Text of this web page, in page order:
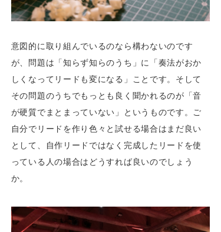
意図的に取り組んでいるのなら構わないのです
が、問題は「知らず知らのうち」に「奏法がおか
しくなってリードも変になる」ことです。そして
その問題のうちでもっとも良く聞かれるのが「音
が硬質でまとまっていない」というものです。ご
自分でリードを作り色々と試せる場合はまだ良い
として、自作リードではなく完成したリードを使
っている人の場合はどうすれば良いのでしょう
か。